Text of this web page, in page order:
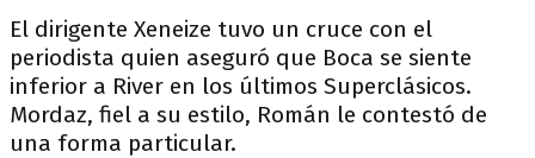
El dirigente Xeneize tuvo un cruce con el
periodista quien aseguró que Boca se siente
inferior a River en los últimos Superclásicos.
Mordaz, fiel a su estilo, Román le contestó de
una forma particular.